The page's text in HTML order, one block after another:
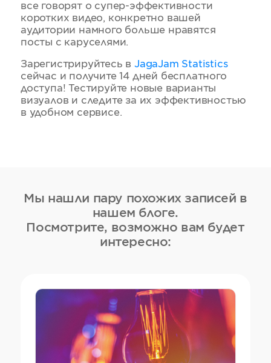
все говорят о супер-эффективности
коротких видео, конкретно вашей
аудитории намного больше нравятся
посты с каруселями.
Зарегистрируйтесь вJagaJam Statistics
сейчас и получите 14 дней бесплатного
доступа! Тестируйте новые варианты
визуалов и следите за их эффективностью
в удобном сервисе.
Мы нашли пару похожих записей в
нашем блоге.
Посмотрите, возможно вам будет
интересно: